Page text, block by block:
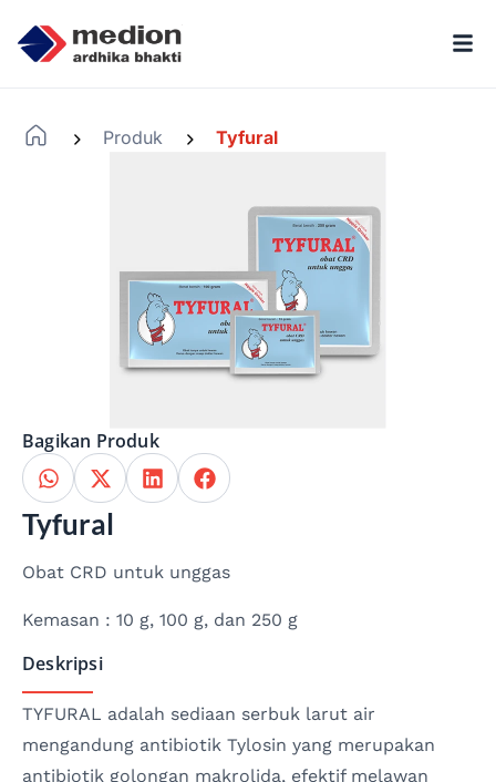
Produk Tyfural
Bagikan Produk
Tyfural
Obat CRD untuk unggas
Kemasan : 10 g, 100 g, dan 250 g
Deskripsi
TYFURAL adalah sediaan serbuk larut air
mengandung antibiotik Tylosin yang merupakan
antibiotik golongan makrolida, efektif melawan